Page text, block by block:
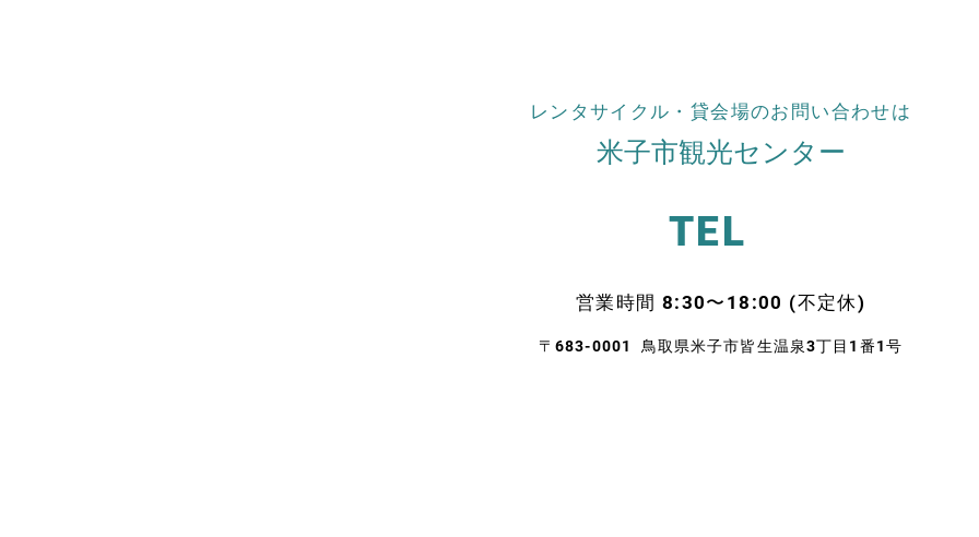
レンタサイクル・貸会場のお問い合わせは
TEL
米子市観光センター
​営業時間 8:30〜18:00 (不定休)
〒683-0001 鳥取県米子市皆生温泉3丁目1番1号